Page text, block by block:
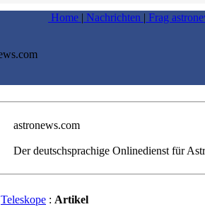
Home | Nachrichten | Frag
astronews.com
Der deutschsprachige Onlinedienst für
Teleskope : Artikel